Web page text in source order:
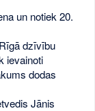
un notiek 20.
dzīvību
ievainoti
dodas
Jānis